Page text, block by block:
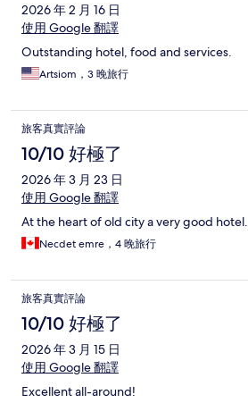
2026 年 2 月 16 日
使用 Google 翻譯
Outstanding hotel, food and services.
Artsiom，3 晚旅行
旅客真實評論
10/10 好極了
2026 年 3 月 23 日
使用 Google 翻譯
At the heart of old city a very good hotel.
Necdet emre，4 晚旅行
旅客真實評論
10/10 好極了
2026 年 3 月 15 日
使用 Google 翻譯
Excellent all-around!